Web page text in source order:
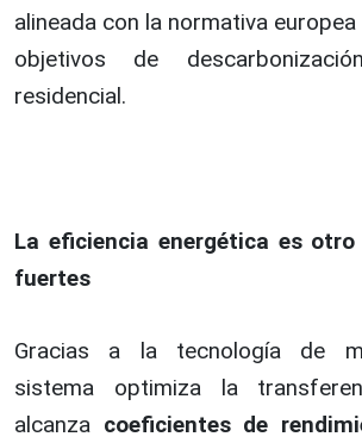
alineada con la normativa
objetivos de
residencial.
La eficiencia energética es
fuertes
Gracias a la tecnología de
sistema optimiza la
alcanza coeficientes de